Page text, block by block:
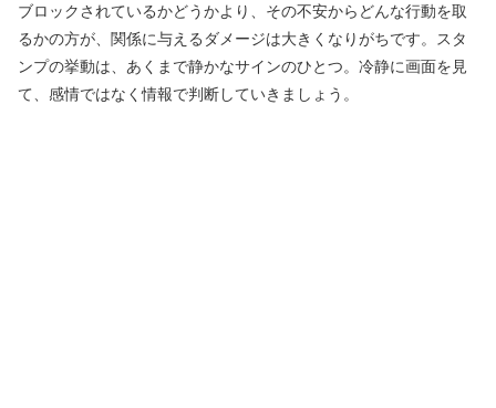
ブロックされているかどうかより、その不安からどんな行動を取
るかの方が、関係に与えるダメージは大きくなりがちです。スタ
ンプの挙動は、あくまで静かなサインのひとつ。冷静に画面を見
て、感情ではなく情報で判断していきましょう。